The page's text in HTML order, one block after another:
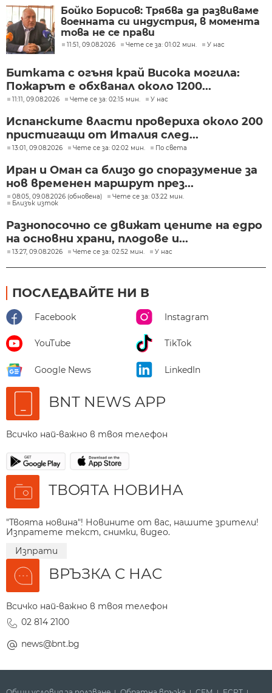
Бойко Борисов: Трябва да развиваме
военната си индустрия, в момента
това не се прави
11:51, 09.08.2026 Чете се за: 01:02 мин. У нас
Битката с огъня край Висока могила:
Пожарът е обхванал около 1200...
11:11, 09.08.2026 Чете се за: 02:15 мин. У нас
Испанските власти провериха около 200
пристигащи от Италия след...
13:01, 09.08.2026 Чете се за: 02:02 мин. По света
Иран и Оман са близо до споразумение за
нов временен маршрут през...
08:05, 09.08.2026 (обновена)
Чете се за: 03:22 мин.
Близък изток
Разнопосочно се движат цените на едро
на основни храни, плодове и...
13:27, 09.08.2026 Чете се за: 02:52 мин. У нас
ПОСЛЕДВАЙТЕ НИ В
Facebook Instagram
YouTube TikTok
Google News LinkedIn
BNT NEWS APP
Всичко най-важно в твоя телефон
ТВОЯТА НОВИНА
"Твоята новина"! Новините от вас, нашите зрители!
Изпратете текст, снимки, видео.
Изпрати
ВРЪЗКА С НАС
Всичко най-важно в твоя телефон
02 814 2100
news@bnt.bg